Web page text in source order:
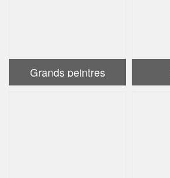
Grands peintres